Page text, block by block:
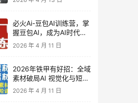
必火Ai-豆包AI训练营，掌
握豆包AI，成为AI时代的
全能型人才
2026 年 4 月 11 日
2026年铁甲有好招：全域
素材破局AI 视觉化与短剧
营销实战指南——高效增
2026 年 4 月 11 日